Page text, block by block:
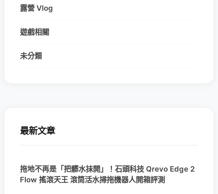
露營 Vlog
遊戲相關
未分類
最新文章
拖地不再是「把髒水抹開」！石頭科技 Qrevo Edge 2
Flow 搖滾天王 滾筒活水掃拖機器人開箱評測